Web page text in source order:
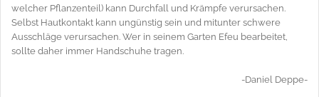
welcher Pflanzenteil) kann Durchfall und Krämpfe verursachen.
Selbst Hautkontakt kann ungünstig sein und mitunter schwere
Ausschläge verursachen. Wer in seinem Garten Efeu bearbeitet,
sollte daher immer Handschuhe tragen.
-Daniel Deppe-